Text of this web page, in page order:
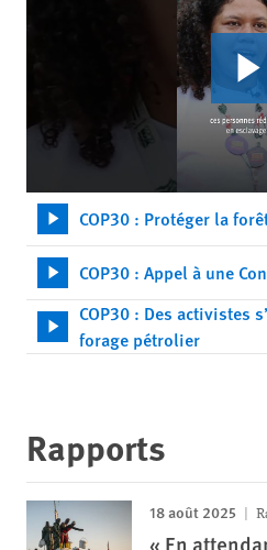
COP30 : Protéger la
COP30 : Appel à une
COP30 : Des activistes
forage pétrolier
Rapports
18 août 2025
« En